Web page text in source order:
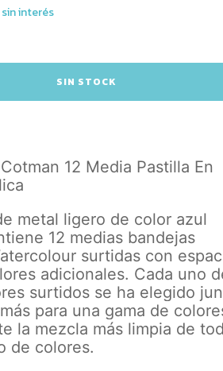
sin interés
12 Media Pastilla En
metal ligero de color azul
12 medias bandejas
surtidas con
adicionales. Cada uno
surtidos se ha elegido
para una gama de
la mezcla más limpia de
de colores.